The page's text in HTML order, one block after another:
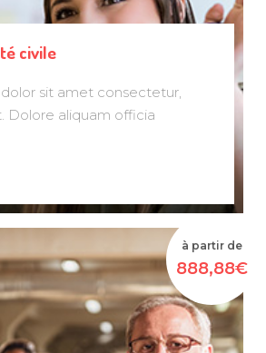
civile
sit amet consectetur,
Dolore aliquam officia
à partir de
888,88€